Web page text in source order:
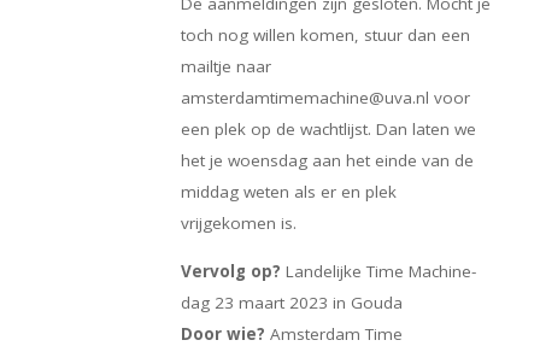
toch nog willen komen, stuur dan een
mailtje naar
amsterdamtimemachine@uva.nl voor
een plek op de wachtlijst. Dan laten we
het je woensdag aan het einde van de
middag weten als er en plek
vrijgekomen is.
Vervolg op? Landelijke Time Machine-
dag 23 maart 2023 in Gouda
Door wie? Amsterdam Time